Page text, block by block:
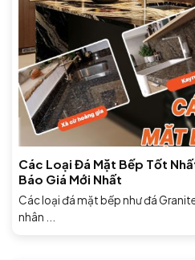
Các Loại Đá Mặt Bếp Tốt
Báo Giá Mới Nhất
Các loại đá mặt bếp như đá
nhân ...